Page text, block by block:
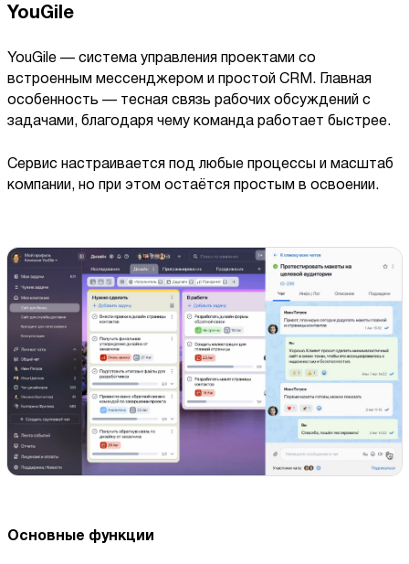
YouGile
YouGile — система управления проектами со
встроенным мессенджером и простой CRM. Главная
особенность — тесная связь рабочих обсуждений с
задачами, благодаря чему команда работает быстрее.
Сервис настраивается под любые процессы и масштаб
компании, но при этом остаётся простым в освоении.
Основные функции